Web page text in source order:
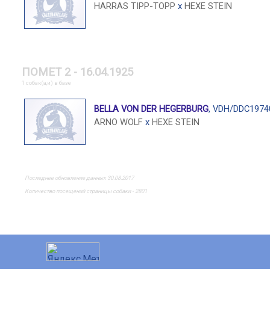
HARRAS TIPP-TOPP x HEXE STEIN
ПОМЕТ 2 - 16.04.1925
1 собак(а,и) в базе
BELLA VON DER HEGERBURG, VDH/
ARNO WOLF x HEXE STEIN
Последнее обновление данных 30.08.2017
Количество посещений страницы собаки - 2801